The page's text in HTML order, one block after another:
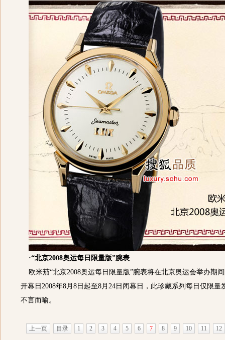
·“北京2008奥运每日限量版”腕表
欧米茄“北京2008奥运每日限量版”腕表将在北京奥运会举办期
开幕日2008年8月8日起至8月24日闭幕日，此珍藏系列每日仅限量
不言而喻。
上一页 目录 1 2 3 4 5 6 7 8 9 10 11 12